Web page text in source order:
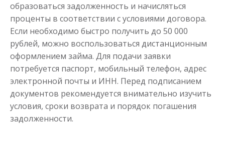
образоваться задолженность и начисляться
проценты в соответствии с условиями договора.
Если необходимо быстро получить до 50 000
рублей, можно воспользоваться дистанционным
оформлением займа. Для подачи заявки
потребуется паспорт, мобильный телефон, адрес
электронной почты и ИНН. Перед подписанием
документов рекомендуется внимательно изучить
условия, сроки возврата и порядок погашения
задолженности.